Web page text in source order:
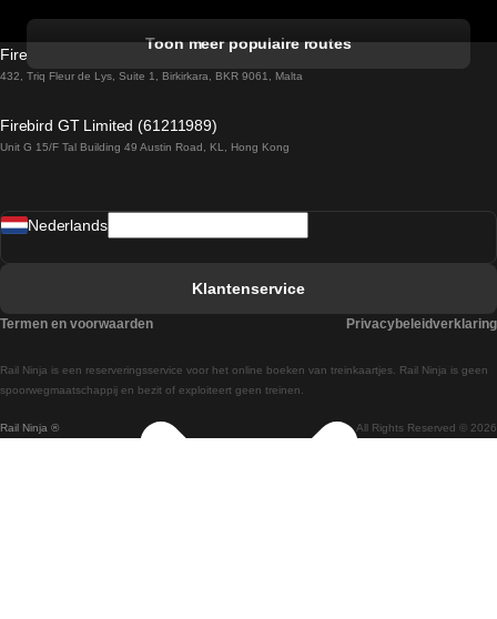
Treinen van Sevilla naar Barcelona
Treinen van Praag naar Wenen
Treinen van Wenen naar Salzburg
Treinen van Wenen naar Praag
Toon meer populaire routes
Firebird GT Limited (OC 1451)
432, Triq Fleur de Lys, Suite 1, Birkirkara, BKR 9061, Malta
Firebird GT Limited (61211989)
Unit G 15/F Tal Building 49 Austin Road, KL, Hong Kong
Rail Ninja ® All Rights Reserved © 2026
Rail Ninja is een reserveringsservice voor het online boeken van treinkaartjes. Rail Ninja is geen
spoorwegmaatschappij en bezit of exploiteert geen treinen.
Nederlands
Klantenservice
Termen en voorwaarden Privacybeleidverklaring